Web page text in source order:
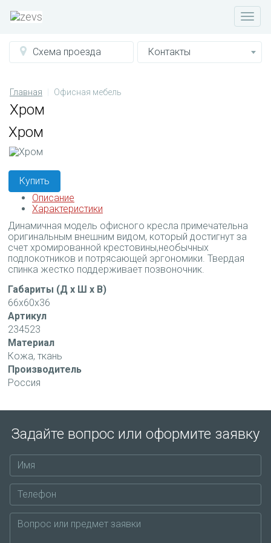
Схема проезда Контакты
Главная Офисная мебель
Хром
Хром
Купить
Описание
Характеристики
Динамичная модель офисного кресла примечательна
оригинальным внешним видом, который достигнут за
счет хромированной крестовины,необычных
подлокотников и потрясающей эргономики. Твердая
спинка жестко поддерживает позвоночник.
Габариты (Д х Ш х В)
66x60x36
Артикул
234523
Материал
Кожа, ткань
Производитель
Россия
Задайте вопрос или оформите заявку